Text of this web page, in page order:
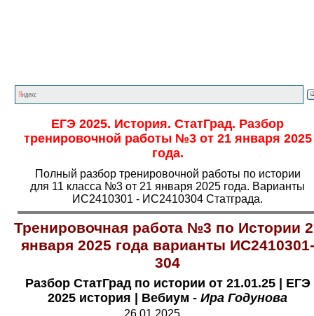
ЕГЭ 2025. История. СтатГрад. Разбор
тренировочной работы №3 от 21 января 2025
года.
Полный разбор тренировочной работы по истории
для 11 класса №3 от 21 января 2025 года. Варианты
ИС2410301 - ИС2410304 Статграда.
Тренировочная работа №3 по Истории
января 2025 года варианты ИС2410301-
304
Разбор СтатГрад по истории от 21.01.25 | ЕГЭ
2025 история | Вебиум - Ира Годунова
26.01.2025 .